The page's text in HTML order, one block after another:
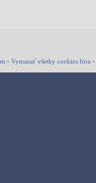
• Vymazať všetky cookies fóra •